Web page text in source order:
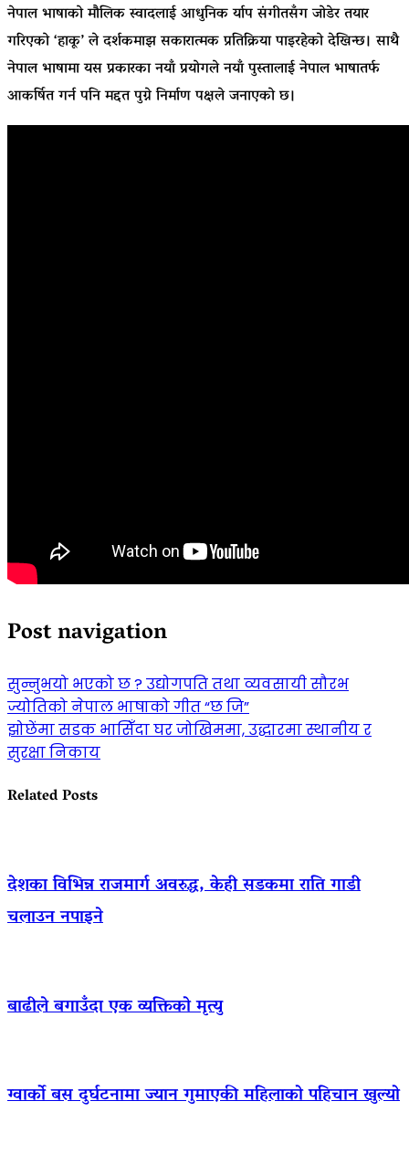
नेपाल भाषाको मौलिक स्वादलाई आधुनिक र्याप संगीतसँग जोडेर तयार
गरिएको ‘हाकू’ ले दर्शकमाझ सकारात्मक प्रतिक्रिया पाइरहेको देखिन्छ। साथै
नेपाल भाषामा यस प्रकारका नयाँ प्रयोगले नयाँ पुस्तालाई नेपाल भाषातर्फ
आकर्षित गर्न पनि मद्दत पुग्ने निर्माण पक्षले जनाएको छ।
Post navigation
सुन्नुभयो भएको छ ? उद्योगपति तथा व्यवसायी सौरभ
ज्योतिको नेपाल भाषाको गीत “छ जि”
झोछेंमा सडक भासिँदा घर जोखिममा, उद्धारमा स्थानीय र
सुरक्षा निकाय
Related Posts
देशका विभिन्न राजमार्ग अवरुद्ध, केही सडकमा राति गाडी
चलाउन नपाइने
बाढीले बगाउँदा एक व्यक्तिको मृत्यु
ग्वार्को बस दुर्घटनामा ज्यान गुमाएकी महिलाको पहिचान खुल्यो